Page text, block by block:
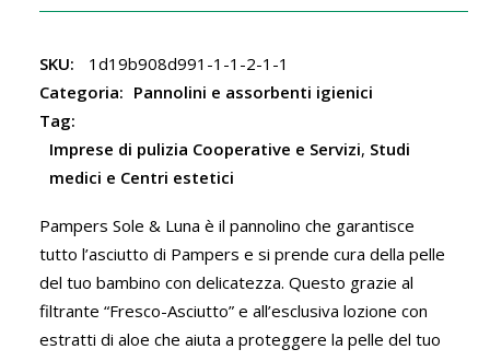
SKU:
1d19b908d991-1-1-2-1-1
Categoria: Pannolini e assorbenti igienici
Tag:
Imprese di pulizia Cooperative e Servizi, Studi
medici e Centri estetici
Pampers Sole & Luna è il pannolino che garantisce
tutto l’asciutto di Pampers e si prende cura della pelle
del tuo bambino con delicatezza. Questo grazie al
filtrante “Fresco-Asciutto” e all’esclusiva lozione con
estratti di aloe che aiuta a proteggere la pelle del tuo